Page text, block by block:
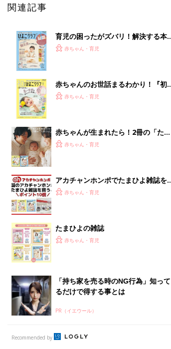
るだけで得する事とは
PR（イエウール）
離乳食はいつから？進め方は？「たまひよ きほんの離
授乳の悩みや初めての離乳食作りに役立つ
子育てとお金
妊娠・出産・育児にかかる費用やもらえる補助
金・助成金を解説